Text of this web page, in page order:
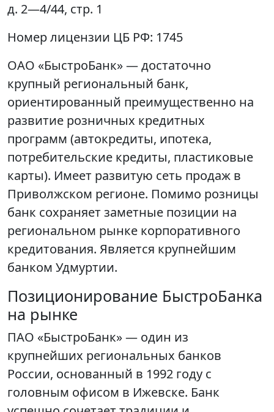
д. 2—4/44, стр. 1
Номер лицензии ЦБ РФ: 1745
ОАО «БыстроБанк» — достаточно
крупный региональный банк,
ориентированный преимущественно на
развитие розничных кредитных
программ (автокредиты, ипотека,
потребительские кредиты, пластиковые
карты). Имеет развитую сеть продаж в
Приволжском регионе. Помимо розницы
банк сохраняет заметные позиции на
региональном рынке корпоративного
кредитования. Является крупнейшим
банком Удмуртии.
Позиционирование БыстроБанка
на рынке
ПАО «БыстроБанк» — один из
крупнейших региональных банков
России, основанный в 1992 году с
головным офисом в Ижевске. Банк